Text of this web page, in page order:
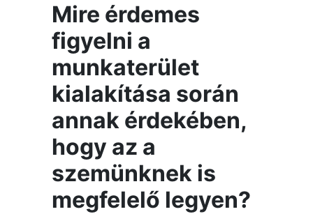
Mire érdemes
figyelni a
munkaterület
kialakítása során
annak érdekében,
hogy az a
szemünknek is
megfelelő legyen?